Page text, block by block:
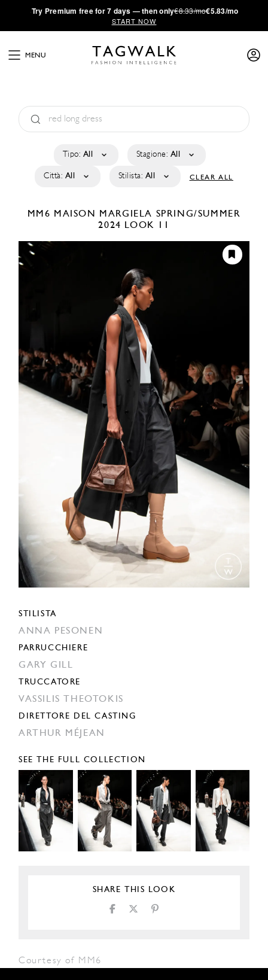
·Try Premium free for 7 days — then only€8.33/mo€5.83/mo
START NOW
MENU
Tipo: All Stagione: All
Città: All Stilista: All CLEAR ALL
MM6 MAISON MARGIELA SPRING/SUMMER
2024 LOOK 11
STILISTA
ANNA PESONEN
PARRUCCHIERE
GARY GILL
TRUCCATORE
VASSILIS THEOTOKIS
DIRETTORE DEL CASTING
ARTHUR MÉJEAN
SEE THE FULL COLLECTION
SHARE THIS LOOK
Courtesy of MM6